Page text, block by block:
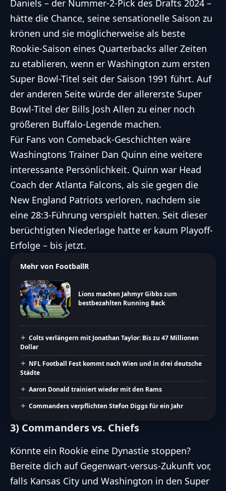
Daniels – der Nummer-2-Pick des Drafts 2024 –
hätte die Chance, seine sensationelle Saison zu
krönen und sie möglicherweise als beste
Rookie-Saison eines Quarterbacks aller Zeiten
zu etablieren, wenn er Washington zum ersten
Super Bowl-Titel seit der Saison 1991 führt. Auf
der anderen Seite würde der allererste Super
Bowl-Titel der Bills Josh Allen zu einer noch
größeren Buffalo-Legende machen.
Für Fans von Comeback-Geschichten wäre
Washingtons Trainer Dan Quinn eine weitere
interessante Persönlichkeit. Quinn war Head
Coach der Atlanta Falcons, als sie gegen die
New England Patriots verloren, nachdem sie
eine 28:3-Führung verspielt hatten. Seit dieser
berüchtigten Niederlage hatte er kaum Playoff-
Erfolge – bis jetzt.
Mehr von FootballR
Lions machen Jahmyr Gibbs zum
bestbezahlten Running Back
Colts verlängern mit Jonathan Taylor: Bis zu 47 Millionen
Dollar
NFL Football Fest kommt nach Wien und in drei deutsche
Städte
Aaron Donald trainiert wieder mit den Rams
Commanders verpflichten Stefon Diggs für ein Jahr
3) Commanders vs. Chiefs
Könnte ein Rookie eine Dynastie stoppen?
Bereite dich auf Gegenwart-versus-Zukunft vor,
falls Kansas City und Washington in den Super